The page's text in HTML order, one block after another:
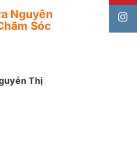
Nguyên
Sóc
Thị